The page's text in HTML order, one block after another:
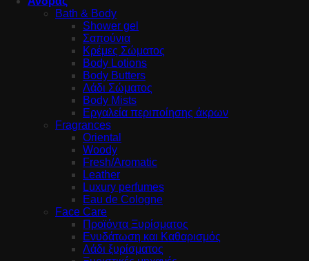
Bath & Body
Shower gel
Σαπούνια
Κρέμες Σώματος
Body Lotions
Body Butters
Λάδι Σώματος
Body Mists
Εργαλεία περιποίησης άκρων
Fragrances
Oriental
Woody
Fresh/Aromatic
Leather
Luxury perfumes
Eau de Cologne
Face Care
Προϊόντα Ξυρίσματος
Ενυδάτωση και Καθαρισμός
Λάδι ξυρίσματος